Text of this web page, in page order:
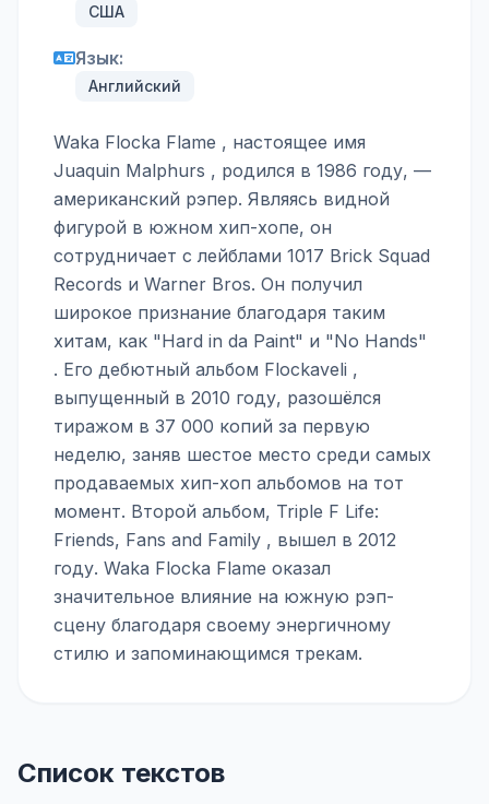
США
Язык:
Английский
Waka Flocka Flame , настоящее имя
Juaquin Malphurs , родился в 1986 году, —
американский рэпер. Являясь видной
фигурой в южном хип-хопе, он
сотрудничает с лейблами 1017 Brick Squad
Records и Warner Bros. Он получил
широкое признание благодаря таким
хитам, как "Hard in da Paint" и "No Hands"
. Его дебютный альбом Flockaveli ,
выпущенный в 2010 году, разошёлся
тиражом в 37 000 копий за первую
неделю, заняв шестое место среди самых
продаваемых хип-хоп альбомов на тот
момент. Второй альбом, Triple F Life:
Friends, Fans and Family , вышел в 2012
году. Waka Flocka Flame оказал
значительное влияние на южную рэп-
сцену благодаря своему энергичному
стилю и запоминающимся трекам.
Список текстов